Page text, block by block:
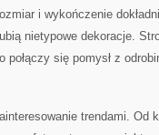
i wykończenie
nietypowe dekoracje.
się pomysł z
trendami. Od